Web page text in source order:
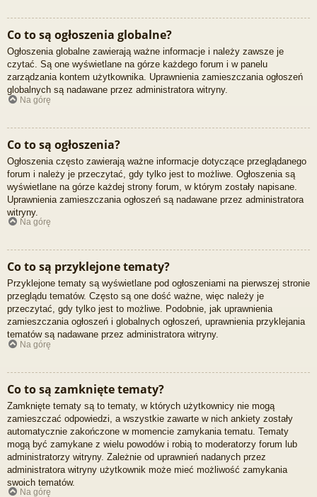
Co to są ogłoszenia globalne?
Ogłoszenia globalne zawierają ważne informacje i należy zawsze je
czytać. Są one wyświetlane na górze każdego forum i w panelu
zarządzania kontem użytkownika. Uprawnienia zamieszczania ogłoszeń
globalnych są nadawane przez administratora witryny.
Na górę
Co to są ogłoszenia?
Ogłoszenia często zawierają ważne informacje dotyczące przeglądanego
forum i należy je przeczytać, gdy tylko jest to możliwe. Ogłoszenia są
wyświetlane na górze każdej strony forum, w którym zostały napisane.
Uprawnienia zamieszczania ogłoszeń są nadawane przez administratora
witryny.
Na górę
Co to są przyklejone tematy?
Przyklejone tematy są wyświetlane pod ogłoszeniami na pierwszej stronie
przeglądu tematów. Często są one dość ważne, więc należy je
przeczytać, gdy tylko jest to możliwe. Podobnie, jak uprawnienia
zamieszczania ogłoszeń i globalnych ogłoszeń, uprawnienia przyklejania
tematów są nadawane przez administratora witryny.
Na górę
Co to są zamknięte tematy?
Zamknięte tematy są to tematy, w których użytkownicy nie mogą
zamieszczać odpowiedzi, a wszystkie zawarte w nich ankiety zostały
automatycznie zakończone w momencie zamykania tematu. Tematy
mogą być zamykane z wielu powodów i robią to moderatorzy forum lub
administratorzy witryny. Zależnie od uprawnień nadanych przez
administratora witryny użytkownik może mieć możliwość zamykania
swoich tematów.
Na górę